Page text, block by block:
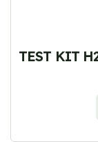
TEST KIT